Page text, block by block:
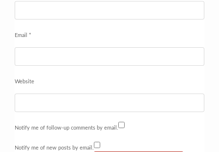
Email *
Website
Notify me of follow-up comments by email.
Notify me of new posts by email.